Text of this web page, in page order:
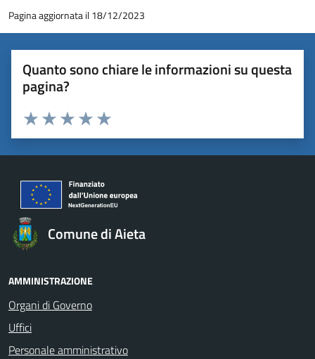
Pagina aggiornata il 18/12/2023
Quanto sono chiare le informazioni su questa
pagina?
Valuta 5 stelle su 5
Valuta 4 stelle su 5
Valuta 3 stelle su 5
Valuta 2 stelle su 5
Valuta 1 stelle su 5
Comune di Aieta
AMMINISTRAZIONE
Organi di Governo
Uffici
Personale amministrativo